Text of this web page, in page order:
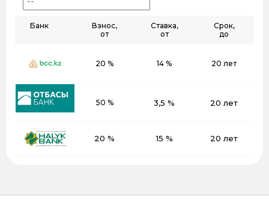
Банк
Взнос,
от
Ставка,
от
Срок,
до
20 % 14 % 20 лет
50 % 3,5 % 20 лет
20 % 15 % 20 лет